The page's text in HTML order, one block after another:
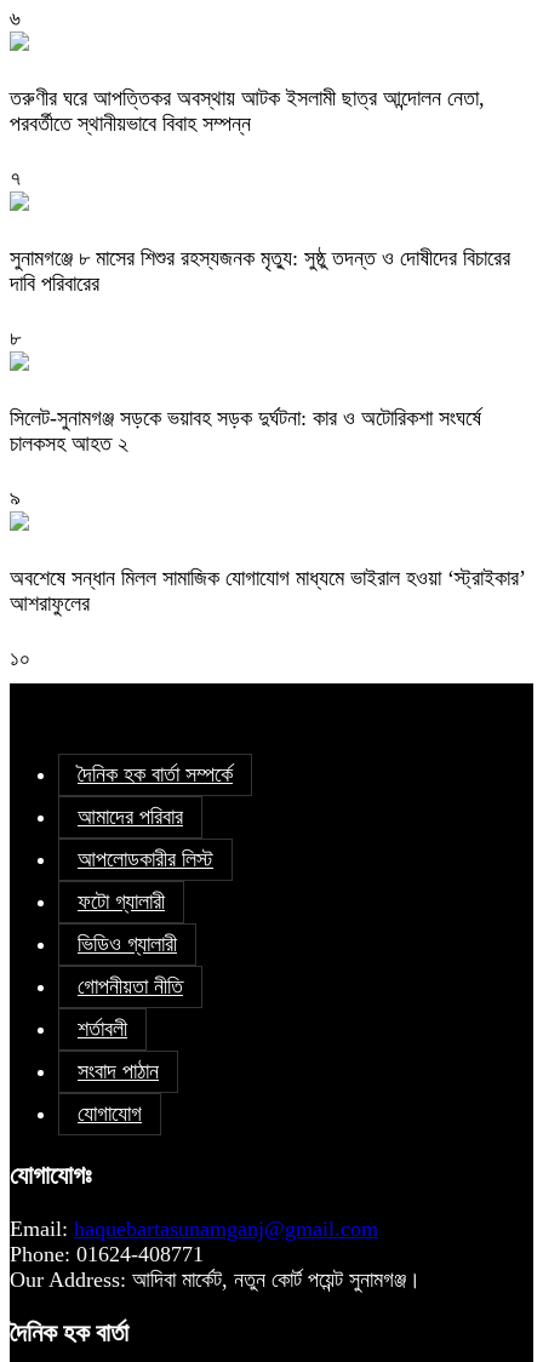
৬
তরুণীর ঘরে আপত্তিকর অবস্থায় আটক ইসলামী ছাত্র আন্দোলন নেতা,
পরবর্তীতে স্থানীয়ভাবে বিবাহ সম্পন্ন
৭
সুনামগঞ্জে ৮ মাসের শিশুর রহস্যজনক মৃত্যু: সুষ্ঠু তদন্ত ও দোষীদের বিচারের
দাবি পরিবারের
৮
সিলেট-সুনামগঞ্জ সড়কে ভয়াবহ সড়ক দুর্ঘটনা: কার ও অটোরিকশা সংঘর্ষে
চালকসহ আহত ২
৯
অবশেষে সন্ধান মিলল সামাজিক যোগাযোগ মাধ্যমে ভাইরাল হওয়া ‘স্ট্রাইকার’
আশরাফুলের
১০
দৈনিক হক বার্তা সম্পর্কে
আমাদের পরিবার
আপলোডকারীর লিস্ট
ফটো গ্যালারী
ভিডিও গ্যালারী
গোপনীয়তা নীতি
শর্তাবলী
সংবাদ পাঠান
যোগাযোগ
যোগাযোগঃ
Email: haquebartasunamganj@gmail.com
Phone: 01624-408771
Our Address: আদিবা মার্কেট, নতুন কোর্ট পয়েন্ট সুনামগঞ্জ।
দৈনিক হক বার্তা